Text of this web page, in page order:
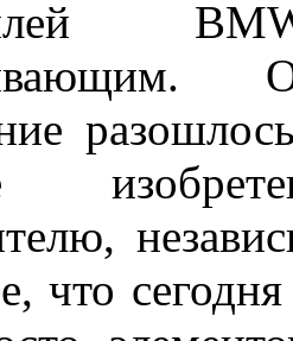
что сегодня